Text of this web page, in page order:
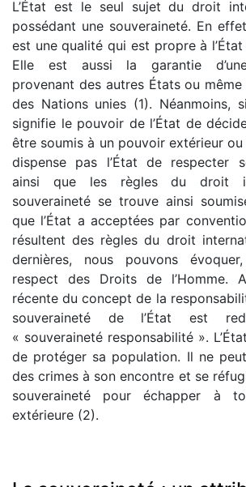
L’État est le seul sujet du droit
possédant une souveraineté. En
est une qualité qui est propre à
Elle est aussi la garantie
provenant des autres États ou même
des Nations unies (1). Néanmoins,
signifie le pouvoir de l’État de
être soumis à un pouvoir extérieur ou
dispense pas l’État de respecter
ainsi que les règles du droit
souveraineté se trouve ainsi
que l’État a acceptées par
résultent des règles du droit
dernières, nous pouvons
respect des Droits de l’Homme.
récente du concept de la
souveraineté de l’État est
« souveraineté responsabilité ».
de protéger sa population. Il ne
des crimes à son encontre et se
souveraineté pour échapper à
extérieure (2).